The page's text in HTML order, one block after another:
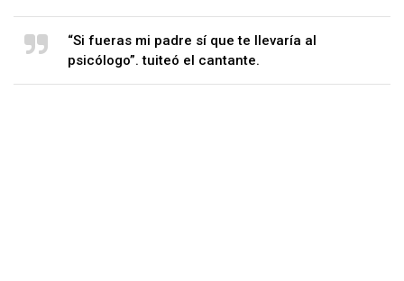
“Si fueras mi padre sí que te llevaría al
psicólogo”. tuiteó el cantante.